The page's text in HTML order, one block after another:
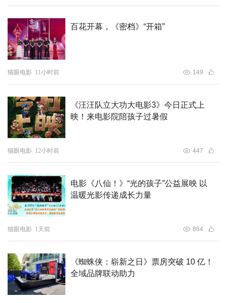
超前观影嗨翻全场 口碑爆棚全年龄零门槛入坑
影片昨日在北京举办的超前观影场惊喜不断，影院化身埃坦
尼亚星球，1:1还原的辉克堡主题装置让大家纷纷打卡，沉
浸式感受童年经典的魅力。现场还有希曼与骷髅王coser还
成为当日的朋友圈晒照“顶流”。
国内首波口碑同步出炉，影评人大赞“一场童年情怀的圆满
奔赴，也是一场酣畅淋漓的视听盛宴！”观众表示“乐得不
行，看得超爽！”不少带孩子来的家长笑称“本来陪娃看的，
结果自己比娃还嗨”，还有打工人大呼“牛马必看爽片，肉搏
拳拳到肉、又好笑又很燃，快乐的很纯粹！”超多笑点、超
百花开幕，《密档》“开箱”
猫眼电影 11小时前 149
《汪汪队立大功大电影3》今日正式上
映！来电影院陪孩子过暑假
猫眼电影 12小时前 447
电影《八仙！》“光的孩子”公益展映 以
温暖光影传递成长力量
猫眼电影 1天前 864
《蜘蛛侠：崭新之日》票房突破 10 亿！
全域品牌联动助力